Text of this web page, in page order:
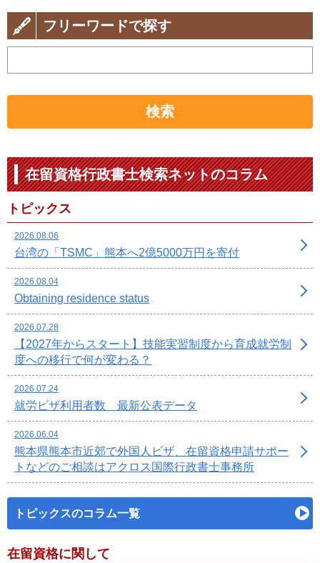
フリーワードで探す
検索
在留資格行政書士検索ネットのコラム
トピックス
2026.08.06
台湾の「TSMC」熊本へ2億5000万円を寄付
2026.08.04
Obtaining residence status
2026.07.28
【2027年からスタート】技能実習制度から育成就労制
度への移行で何が変わる？
2026.07.24
就労ビザ利用者数 最新公表データ
2026.06.04
熊本県熊本市近郊で外国人ビザ、在留資格申請サポー
トなどのご相談はアクロス国際行政書士事務所
トピックスのコラム一覧
在留資格に関して